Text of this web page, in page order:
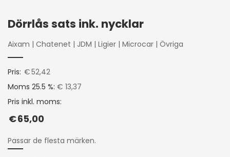
Dörrlås sats ink. nycklar
Aixam | Chatenet | JDM | Ligier | Microcar | Övriga
Pris: €52,42
Moms 25.5 %: € 13,37
Pris inkl. moms:
€65,00
Passar de flesta märken.